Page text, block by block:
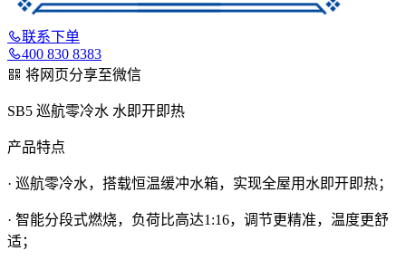
联系下单
400 830 8383
将网页分享至微信
SB5 巡航零冷水 水即开即热
产品特点
· 巡航零冷水，搭载恒温缓冲水箱，实现全屋用水即开即热；
· 智能分段式燃烧，负荷比高达1:16，调节更精准，温度更舒
适；